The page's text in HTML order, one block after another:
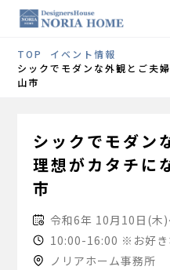
TOP
イベント情報
シックでモダンな外観とご夫
山市
シックでモダン
理想がカタチに
市
令和6年 10月10日(木
10:00-16:00 ※お好き
ノリアホーム事務所